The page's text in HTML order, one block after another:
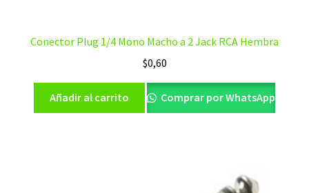
Conector Plug 1/4 Mono Macho a 2 Jack RCA Hembra
$0,60
Añadir al carrito Comprar por WhatsApp